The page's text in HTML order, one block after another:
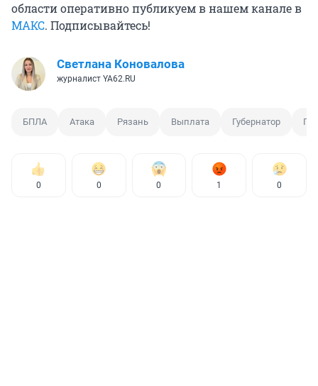
области оперативно публикуем в нашем канале в
МАКС. Подписывайтесь!
Светлана Коновалова
журналист YA62.RU
БПЛА Атака Рязань Выплата Губернатор
0 0 0 1 0